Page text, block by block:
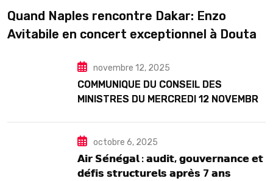
Quand Naples rencontre Dakar: Enzo
Avitabile en concert exceptionnel à Douta
novembre 12, 2025
COMMUNIQUE DU CONSEIL DES
MINISTRES DU MERCREDI 12 NOVEMBRE
octobre 6, 2025
𝗔𝗶𝗿 𝗦𝗲́𝗻𝗲́𝗴𝗮𝗹 : 𝗮𝘂𝗱𝗶𝘁, 𝗴𝗼𝘂𝘃𝗲𝗿𝗻𝗮𝗻𝗰𝗲 𝗲𝘁
𝗱𝗲́𝗳𝗶𝘀 𝘀𝘁𝗿𝘂𝗰𝘁𝘂𝗿𝗲𝗹𝘀 𝗮𝗽𝗿𝗲̀𝘀 7 𝗮𝗻𝘀